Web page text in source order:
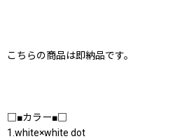
こちらの商品は即納品です。
□■カラー■□
1.white×white dot